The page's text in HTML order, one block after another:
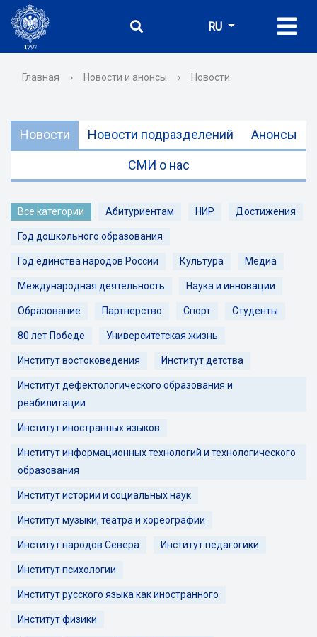
RU
Главная › Новости и анонсы › Новости
Новости Новости подразделений Анонсы
СМИ о нас
Все категории Абитуриентам НИР Достижения
Год дошкольного образования
Год единства народов России Культура Медиа
Международная деятельность Наука и инновации
Образование Партнерство Спорт Студенты
80 лет Победе Университетская жизнь
Институт востоковедения Институт детства
Институт дефектологического образования и
реабилитации
Институт иностранных языков
Институт информационных технологий и технологического
образования
Институт истории и социальных наук
Институт музыки, театра и хореографии
Институт народов Севера Институт педагогики
Институт психологии
Институт русского языка как иностранного
Институт физики